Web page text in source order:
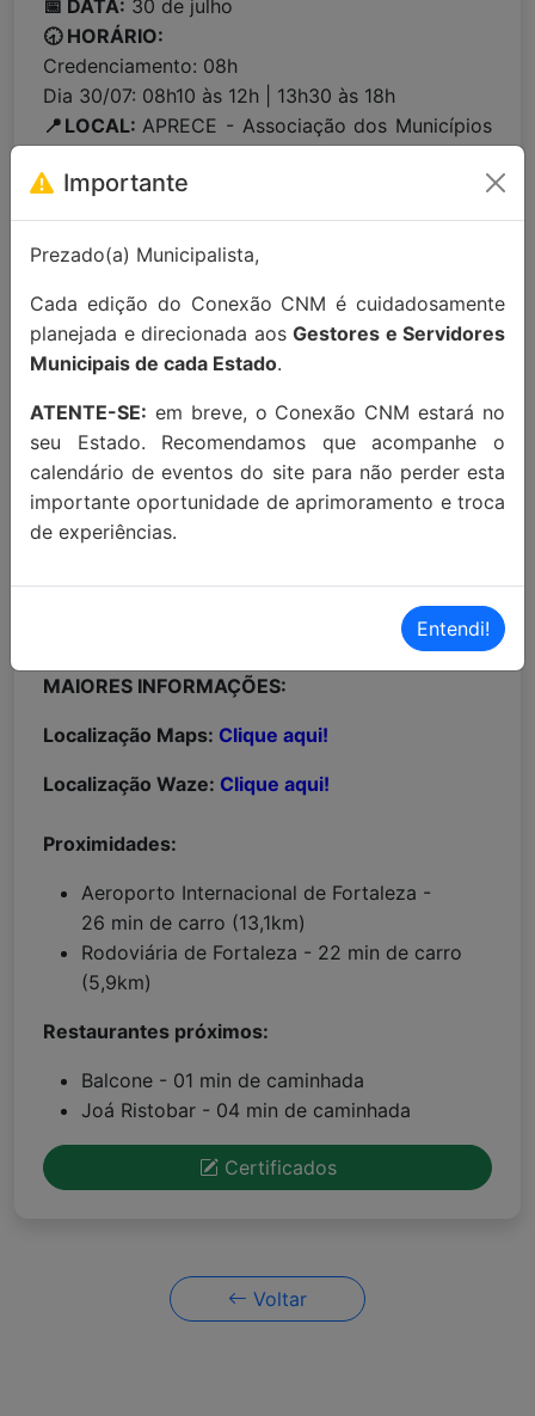
📅 DATA: 30 de julho
🕣 HORÁRIO:
Credenciamento: 08h
Dia 30/07: 08h10 às 12h | 13h30 às 18h
📍LOCAL: APRECE - Associação dos Municípios
Aldeota, Fortaleza/CE, 60150-170)
Para maiores informações entre em
contato: contato@conexaocnm.org.br
ou whats
app (51) 99215-3439
Apoio Institucional:
MAIORES INFORMAÇÕES:
Localização Maps: Clique aqui!
Localização Waze: Clique aqui!
Proximidades:
Aeroporto Internacional de Fortaleza -
26 min de carro (13,1km)
Rodoviária de Fortaleza - 22 min de carro
(5,9km)
Restaurantes próximos:
Balcone - 01 min de caminhada
Joá Ristobar - 04 min de caminhada
Certificados
Voltar
Importante
Prezado(a) Municipalista,
Cada edição do Conexão CNM é cuidadosamente
planejada e direcionada aos Gestores e Servidores
Municipais de cada Estado.
ATENTE-SE: em breve, o Conexão CNM estará no
seu Estado. Recomendamos que acompanhe o
calendário de eventos do site para não perder esta
importante oportunidade de aprimoramento e troca
de experiências.
Entendi!